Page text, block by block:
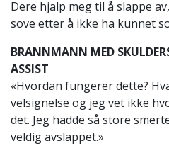
Dere hjalp meg til å slappe
sove etter å ikke ha kunnet
BRANNMANN MED
ASSIST
«Hvordan fungerer dette?
velsignelse og jeg vet ikke
det. Jeg hadde så store
veldig avslappet.»